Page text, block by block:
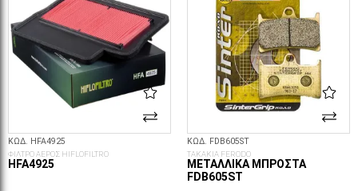
ΚΩΔ. HFA4925
ΦΙΛΤΡΟ ΑΕΡΟΣ HIFLOFILTRO
HFA4925
ΚΩΔ. FDB605ST
ΤΑΚΑΚΙΑ FERODO
ΜΕΤΑΛΛΙΚΆ ΜΠΡΟΣΤΆ
FDB605ST